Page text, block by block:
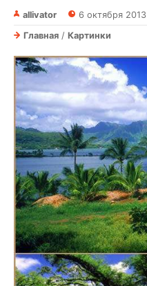
allivator 6 октября 2013
Главная / Картинки